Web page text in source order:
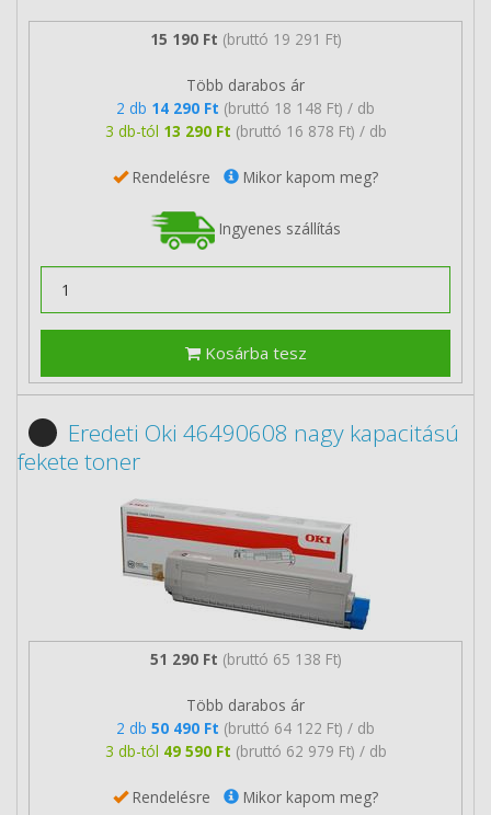
15 190 Ft (bruttó 19 291 Ft)
Több darabos ár
2 db 14 290 Ft (bruttó 18 148 Ft) / db
3 db-tól 13 290 Ft (bruttó 16 878 Ft) / db
Rendelésre Mikor kapom meg?
Ingyenes szállítás
Kosárba tesz
Eredeti Oki 46490608 nagy kapacitású
fekete toner
51 290 Ft (bruttó 65 138 Ft)
Több darabos ár
2 db 50 490 Ft (bruttó 64 122 Ft) / db
3 db-tól 49 590 Ft (bruttó 62 979 Ft) / db
Rendelésre Mikor kapom meg?